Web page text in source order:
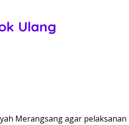
Ulang
Merangsang agar pelaksanan